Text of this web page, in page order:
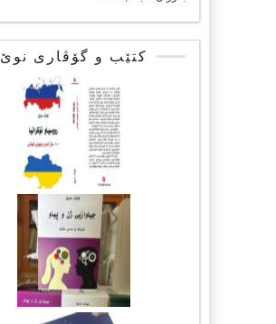
کتێب و گۆڤاری نوێ